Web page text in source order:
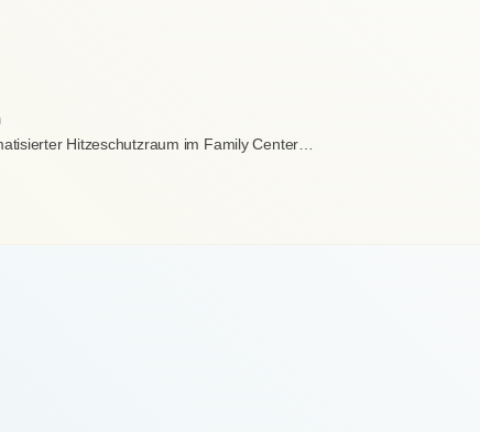
Hitzeschutzraum im Family Center…